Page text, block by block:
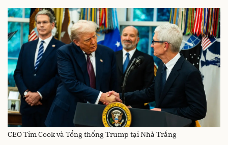
CEO Tim Cook và Tổng thống Trump tại Nhà Trắng